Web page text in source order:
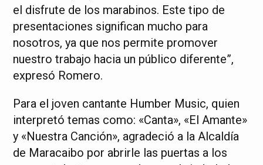
el disfrute de los marabinos. Este tipo de
presentaciones significan mucho para
nosotros, ya que nos permite promover
nuestro trabajo hacia un público diferente”,
expresó Romero.
Para el joven cantante Humber Music, quien
interpretó temas como: «Canta», «El Amante»
y «Nuestra Canción», agradeció a la Alcaldía
de Maracaibo por abrirle las puertas a los